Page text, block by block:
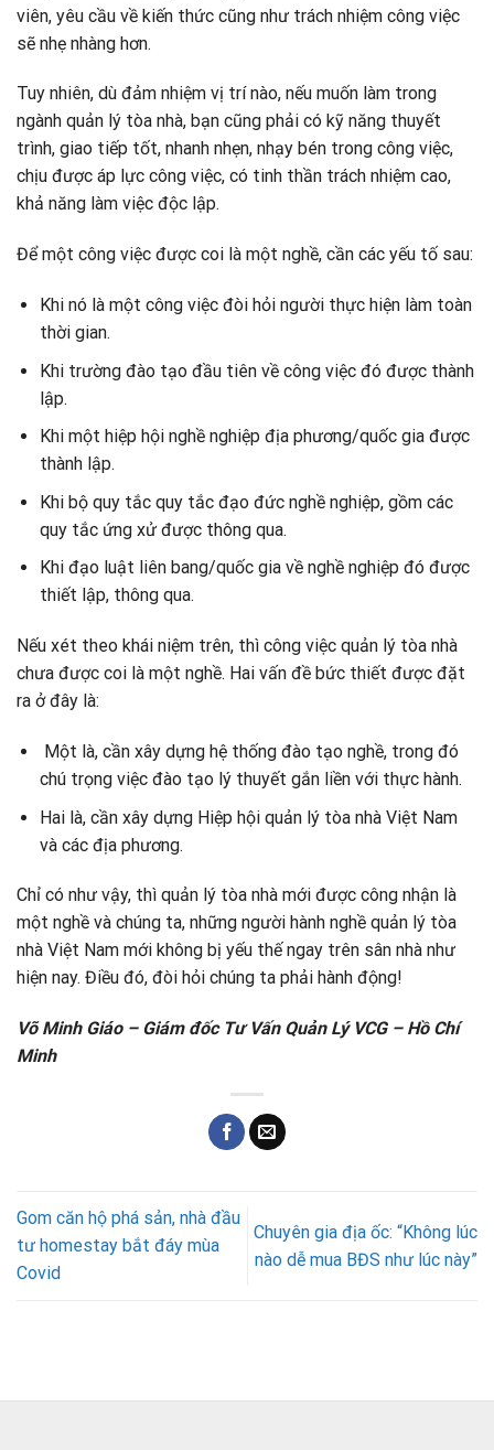
viên, yêu cầu về kiến thức cũng như trách nhiệm công việc
sẽ nhẹ nhàng hơn.
Tuy nhiên, dù đảm nhiệm vị trí nào, nếu muốn làm trong
ngành quản lý tòa nhà, bạn cũng phải có kỹ năng thuyết
trình, giao tiếp tốt, nhanh nhẹn, nhạy bén trong công việc,
chịu được áp lực công việc, có tinh thần trách nhiệm cao,
khả năng làm việc độc lập.
Để một công việc được coi là một nghề, cần các yếu tố sau:
Khi nó là một công việc đòi hỏi người thực hiện làm toàn
thời gian.
Khi trường đào tạo đầu tiên về công việc đó được thành
lập.
Khi một hiệp hội nghề nghiệp địa phương/quốc gia được
thành lập.
Khi bộ quy tắc quy tắc đạo đức nghề nghiệp, gồm các
quy tắc ứng xử được thông qua.
Khi đạo luật liên bang/quốc gia về nghề nghiệp đó được
thiết lập, thông qua.
Nếu xét theo khái niệm trên, thì công việc quản lý tòa nhà
chưa được coi là một nghề. Hai vấn đề bức thiết được đặt
ra ở đây là:
Một là, cần xây dựng hệ thống đào tạo nghề, trong đó
chú trọng việc đào tạo lý thuyết gắn liền với thực hành.
Hai là, cần xây dựng Hiệp hội quản lý tòa nhà Việt Nam
và các địa phương.
Chỉ có như vậy, thì quản lý tòa nhà mới được công nhận là
một nghề và chúng ta, những người hành nghề quản lý tòa
nhà Việt Nam mới không bị yếu thế ngay trên sân nhà như
hiện nay. Điều đó, đòi hỏi chúng ta phải hành động!
Võ Minh Giáo – Giám đốc Tư Vấn Quản Lý VCG – Hồ Chí
Minh
Gom căn hộ phá sản, nhà đầu
tư homestay bắt đáy mùa
Covid
Chuyên gia địa ốc: “Không lúc
nào dễ mua BĐS như lúc này”